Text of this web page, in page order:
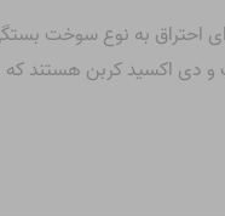
احتراق به نوع سوخت
دی اکسید کربن هستند